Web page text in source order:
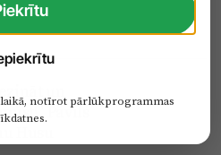
un
Pāvils
notīrot pārlūkprogrammas